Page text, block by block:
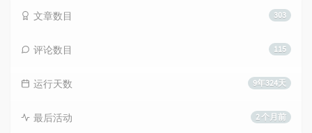
303
文章数目
115
评论数目
9年324天
运行天数
2 个月前
最后活动